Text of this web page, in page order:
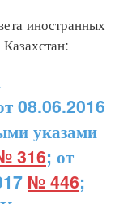
иностранных
08.06.2016
указами
316; от
№ 446;